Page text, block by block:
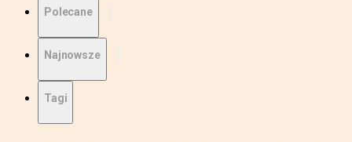
Polecane
Najnowsze
Tagi